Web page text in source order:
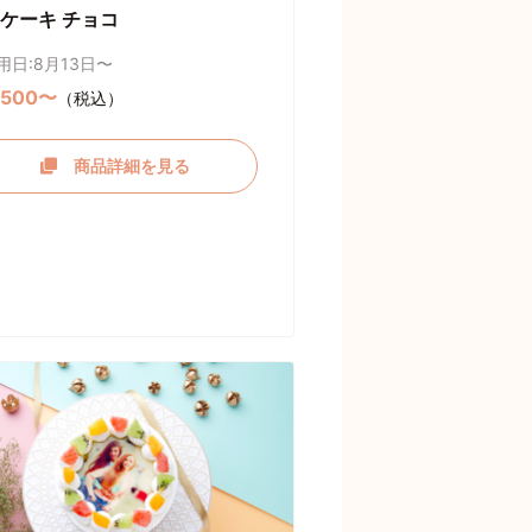
ーキ チョコ
日:8月13日〜
〜（税込）
商品詳細を見る